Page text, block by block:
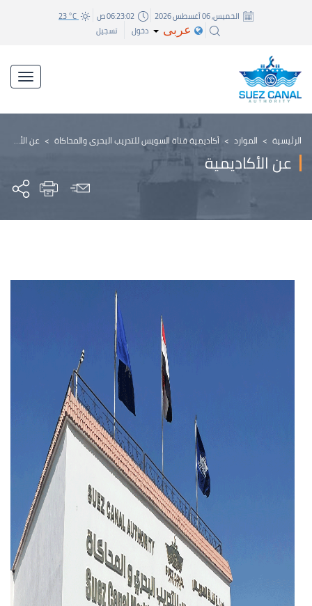
الخميس, 06 أغسطس 2026 06:23:04 ص 23 °C
عربى دخول تسجيل
الرئيسية > الموارد > أكاديمية قناة السويس للتدريب البحري والمحاكاة > عن الأكاديمية
عن الأكاديمية